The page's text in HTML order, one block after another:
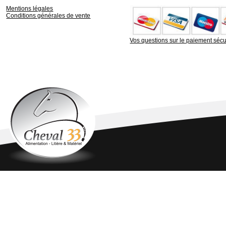
Mentions légales
Conditions générales de vente
Vos questions sur le paiement